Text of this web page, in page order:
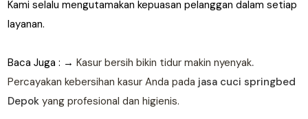
Kami selalu mengutamakan kepuasan pelanggan dalam setiap
layanan.
Baca Juga : →Kasur bersih bikin tidur makin nyenyak.
Percayakan kebersihan kasur Anda pada jasa cuci springbed
Depok yang profesional dan higienis.